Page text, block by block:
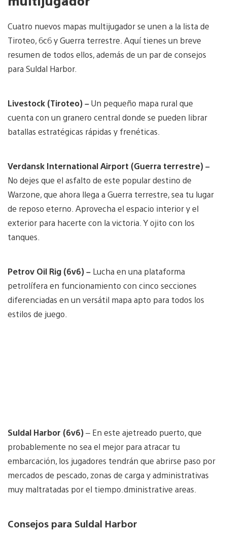
Cuatro nuevos mapas multijugador se unen a la lista de
Tiroteo, 6c6 y Guerra terrestre. Aquí tienes un breve
resumen de todos ellos, además de un par de consejos
para Suldal Harbor.
Livestock (Tiroteo) –Un pequeño mapa rural que
cuenta con un granero central donde se pueden librar
batallas estratégicas rápidas y frenéticas.
Verdansk International Airport (Guerra terrestre) –
No dejes que el asfalto de este popular destino de
Warzone, que ahora llega a Guerra terrestre, sea tu lugar
de reposo eterno. Aprovecha el espacio interior y el
exterior para hacerte con la victoria. Y ojito con los
tanques.
Petrov Oil Rig (6v6) – Lucha en una plataforma
petrolífera en funcionamiento con cinco secciones
diferenciadas en un versátil mapa apto para todos los
estilos de juego.
Suldal Harbor (6v6)– En este ajetreado puerto, que
probablemente no sea el mejor para atracar tu
embarcación, los jugadores tendrán que abrirse paso por
mercados de pescado, zonas de carga y administrativas
muy maltratadas por el tiempo.dministrative areas.
Consejos para Suldal Harbor